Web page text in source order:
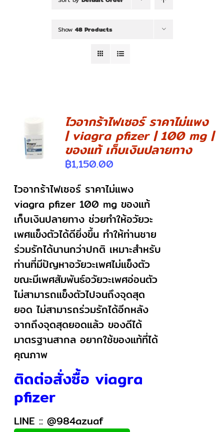
Show 48 Products
DETAILS
ไวอากร้าไฟเซอร์ ราคาไม่แพง
| viagra pfizer | 100 mg |
ของแท้ เก็บเงินปลายทาง
฿1,150.00
ไวอากร้าไฟเซอร์ ราคาไม่แพง
viagra pfizer 100 mg ของแท้
เก็บเงินปลายทาง ช่วยทำให้อวัยวะ
เพศแข็งตัวได้ดียิ่งขึ้น ทำให้ท่านชาย
ร่วมรักได้นานกว่าปกติ เหมาะสำหรับ
ท่านที่มีปัญหาอวัยวะเพศไม่แข็งตัว
ขณะมีเพศสัมพันธ์อวัยวะเพศอ่อนตัว
ไม่สามารถแข็งตัวไปจนถึงจุดสุด
ยอด ไม่สามารถร่วมรักได้อีกหลัง
จากถึงจุดสุดยอดแล้ว ของดีได้
มาตรฐานสากล อยากใช้ของแท้ที่ได้
คุณภาพ
ติดต่อสั่งซื้อ viagra
pfizer
LINE ::@984azuaf